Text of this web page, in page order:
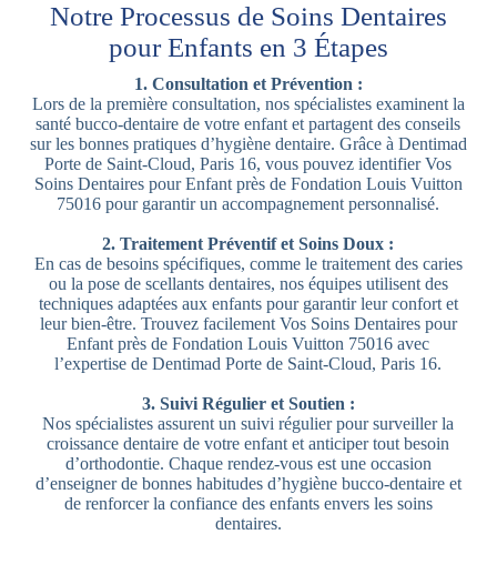
Notre Processus de Soins Dentaires
pour Enfants en 3 Étapes
1. Consultation et Prévention :
Lors de la première consultation, nos spécialistes examinent la
santé bucco-dentaire de votre enfant et partagent des conseils
sur les bonnes pratiques d’hygiène dentaire. Grâce à Dentimad
Porte de Saint-Cloud, Paris 16, vous pouvez identifier Vos
Soins Dentaires pour Enfant près de Fondation Louis Vuitton
75016 pour garantir un accompagnement personnalisé.
2. Traitement Préventif et Soins Doux :
En cas de besoins spécifiques, comme le traitement des caries
ou la pose de scellants dentaires, nos équipes utilisent des
techniques adaptées aux enfants pour garantir leur confort et
leur bien-être. Trouvez facilement Vos Soins Dentaires pour
Enfant près de Fondation Louis Vuitton 75016 avec
l’expertise de Dentimad Porte de Saint-Cloud, Paris 16.
3. Suivi Régulier et Soutien :
Nos spécialistes assurent un suivi régulier pour surveiller la
croissance dentaire de votre enfant et anticiper tout besoin
d’orthodontie. Chaque rendez-vous est une occasion
d’enseigner de bonnes habitudes d’hygiène bucco-dentaire et
de renforcer la confiance des enfants envers les soins
dentaires.